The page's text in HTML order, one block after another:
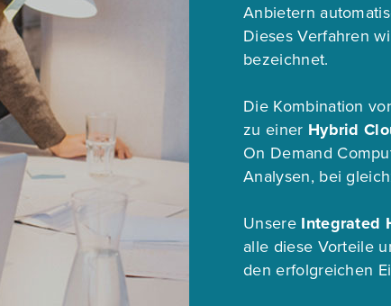
Anbietern
Dieses Verfahren
bezeichnet.
Die Kombination
zu einer Hybrid
On Demand
Analysen, bei
Unsere Integrated
alle diese Vorteile
den erfolgreichen